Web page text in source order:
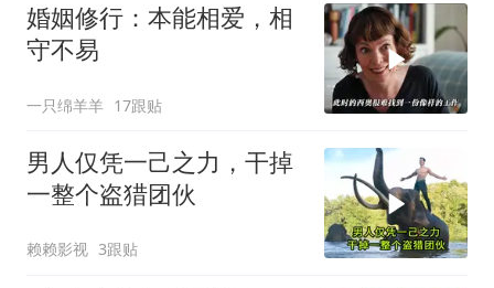
婚姻修行：本能相爱，相
守不易
一只绵羊羊 17跟贴
男人仅凭一己之力，干掉
一整个盗猎团伙
赖赖影视 3跟贴